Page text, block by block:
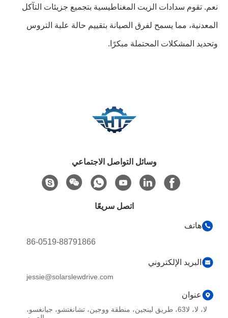
نعم. تقوم سدادات الزيت المغناطيسية بتجميع جزيئات التآكل
المعدنية، مما يسمح لفرق الصيانة بتقييم حالة علبة التروس
وتحديد المشكلات المحتملة مبكرًا.
وسائل التواصل الاجتماعي
اتصل سريعًا
هاتف
86-0519-88791866
البريد الإلكتروني
jessie@solarslewdrive.com
عنوان
لا، لا، لا63، طريق لينجين، منطقة ووجين، تشانغتشو، جيانغسو،